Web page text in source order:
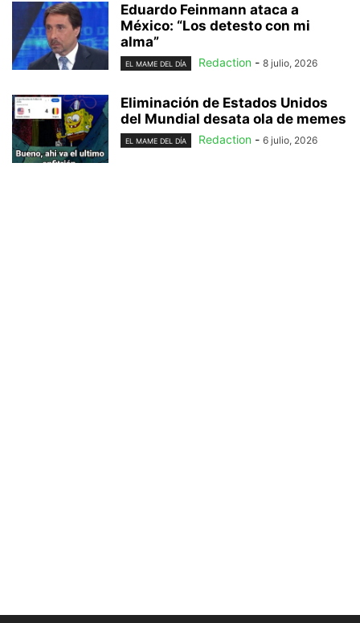
Eduardo Feinmann ataca a
México: “Los detesto con mi
alma”
EL MAME DEL DÍA Redaction - 8 julio, 2026
Eliminación de Estados Unidos
del Mundial desata ola de memes
EL MAME DEL DÍA Redaction - 6 julio, 2026